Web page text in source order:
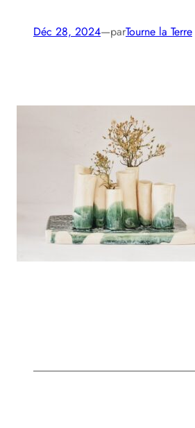
Déc 28, 2024—parTourne la Terre